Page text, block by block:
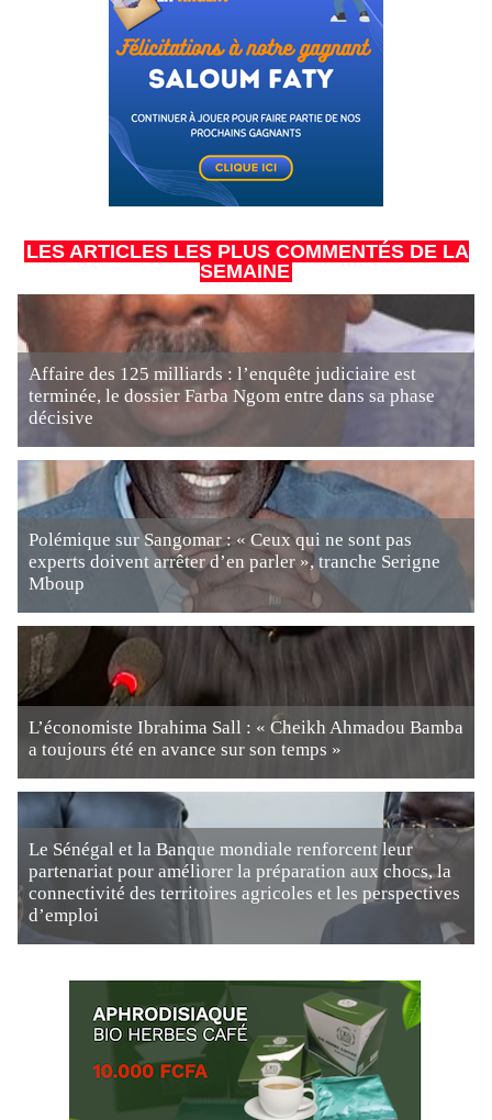
LES ARTICLES LES PLUS COMMENTÉS DE LA
SEMAINE
Affaire des 125 milliards : l’enquête judiciaire est
terminée, le dossier Farba Ngom entre dans sa phase
décisive
Polémique sur Sangomar : « Ceux qui ne sont pas
experts doivent arrêter d’en parler », tranche Serigne
Mboup
L’économiste Ibrahima Sall : « Cheikh Ahmadou Bamba
a toujours été en avance sur son temps »
Le Sénégal et la Banque mondiale renforcent leur
partenariat pour améliorer la préparation aux chocs, la
connectivité des territoires agricoles et les perspectives
d’emploi